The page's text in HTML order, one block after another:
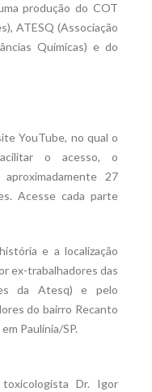
produção do COT
ATESQ (Associação
Químicas) e do
YouTube, no qual o
o acesso, o
27
Acesse cada parte
e a localização
ex-trabalhadores das
da Atesq) e pelo
do bairro Recanto
Paulínia/SP.
toxicologista Dr. Igor